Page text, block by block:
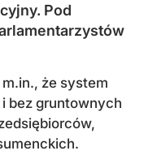
Pod
że system
bez gruntownych